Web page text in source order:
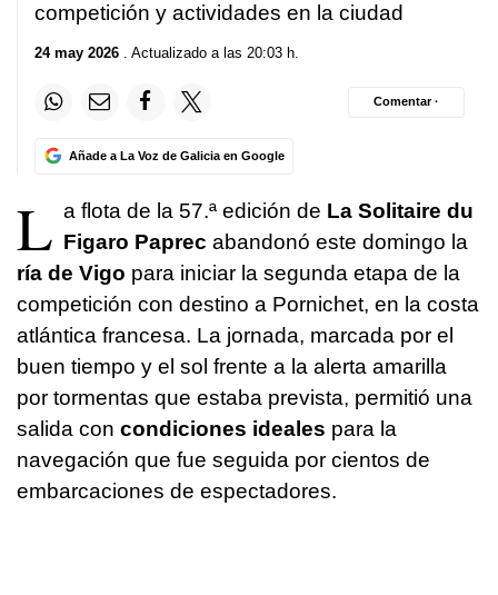
competición y actividades en la ciudad
24 may 2026 . Actualizado a las 20:03 h.
Añade a La Voz de Galicia en Google
Comentar ·
L a flota de la 57.ª edición de La Solitaire du
Figaro Paprec abandonó este domingo la
ría de Vigo para iniciar la segunda etapa de la
competición con destino a Pornichet, en la costa
atlántica francesa. La jornada, marcada por el
buen tiempo y el sol frente a la alerta amarilla
por tormentas que estaba prevista, permitió una
salida con condiciones ideales para la
navegación que fue seguida por cientos de
embarcaciones de espectadores.